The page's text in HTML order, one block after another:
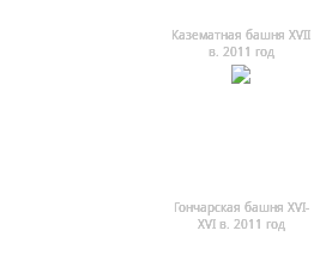
Казематная башня ХVII
в. 2011 год
Гончарская башня XVI-
XVI в. 2011 год